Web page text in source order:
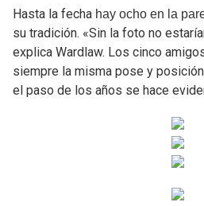
Hasta la fecha hay ocho en la
su tradición. «Sin la foto no
explica Wardlaw. Los cinco
siempre la misma pose y
el paso de los años se hace